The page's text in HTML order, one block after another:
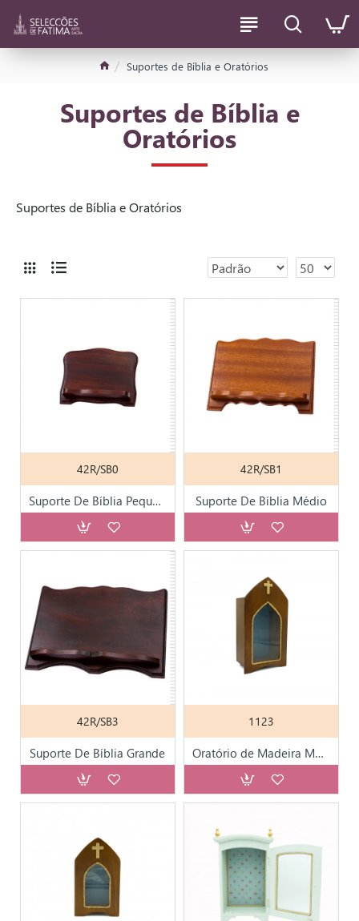
Suportes de Bíblia e Oratórios
Suportes de Bíblia e
Oratórios
Suportes de Bíblia e Oratórios
42R/SB0
Suporte De Bíblia Pequeno
42R/SB1
Suporte De Bíblia Médio
42R/SB3
Suporte De Bíblia Grande
1123
Oratório de Madeira Médio nº 3